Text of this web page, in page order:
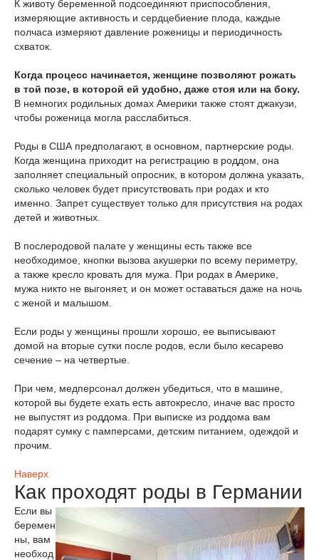
К животу беременной подсоединяют приспособления,
измеряющие активность и сердцебиение плода, каждые
полчаса измеряют давление роженицы и периодичность
схваток.
Когда процесс начинается, женщине позволяют рожать
в той позе, в которой ей удобно, даже стоя или на боку.
В немногих родильных домах Америки также стоят джакузи,
чтобы роженица могла расслабиться.
Роды в США предполагают, в основном, партнерские роды.
Когда женщина приходит на регистрацию в роддом, она
заполняет специальный опросник, в котором должна указать,
сколько человек будет присутствовать при родах и кто
именно. Запрет существует только для присутствия на родах
детей и животных.
В послеродовой палате у женщины есть также все
необходимое, кнопки вызова акушерки по всему периметру,
а также кресло кровать для мужа. При родах в Америке,
мужа никто не выгоняет, и он может оставаться даже на ночь
с женой и малышом.
Если роды у женщины прошли хорошо, ее выписывают
домой на вторые сутки после родов, если было кесарево
сечение – на четвертые.
При чем, медперсонал должен убедиться, что в машине,
которой вы будете ехать есть автокресло, иначе вас просто
не выпустят из роддома. При выписке из роддома вам
подарят сумку с памперсами, детским питанием, одеждой и
прочим.
Наверх
Как проходят роды в Германии
Если вы
беремен
ны, вам
необход